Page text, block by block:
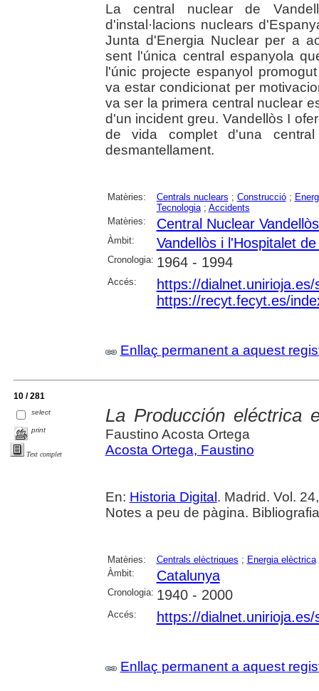
La central nuclear de
d'instal·lacions nuclears
Junta d'Energia Nuclear per a
sent l'única central espanyola
l'únic projecte espanyol
va estar condicionat per
va ser la primera central nuclear
d'un incident greu. Vandellòs I
de vida complet d'una
desmantellament.
Matèries: Centrals nuclears ; Construcció;
Tecnologia; Accidents
Matèries:
Central Nuclear
Àmbit: Vandellòs i l'Hospitalet
Cronologia: 1964 - 1994
Accés:
https://
https://recyt.fecyt.es/
Enllaç permanent a aquest
10 / 281
select
print
Text complet
La Producción eléctrica
Faustino Acosta Ortega
Acosta Ortega, Faustino
En: Historia Digital . Madrid. Vol.
Notes a peu de pàgina.
Matèries: Centrals elèctriques ; Energia elèctrica
Àmbit:
Catalunya
Cronologia: 1940 - 2000
Accés: https://
Enllaç permanent a aquest